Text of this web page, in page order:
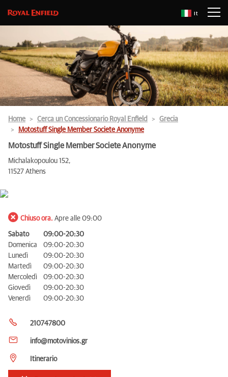
It
Home Cerca un Concessionario Royal Enfield
Grecia
Motostuff Single Member Societe Anonyme
Motostuff Single Member Societe Anonyme
Michalakopoulou 152,
11527 Athens
Chiuso ora. Apre alle 09:00
Sabato
09:00-20:30
Domenica
09:00-20:30
Lunedì
09:00-20:30
Martedì
09:00-20:30
Mercoledì
09:00-20:30
Giovedì
09:00-20:30
Venerdì
09:00-20:30
210747800
info@motovinios.gr
Itinerario